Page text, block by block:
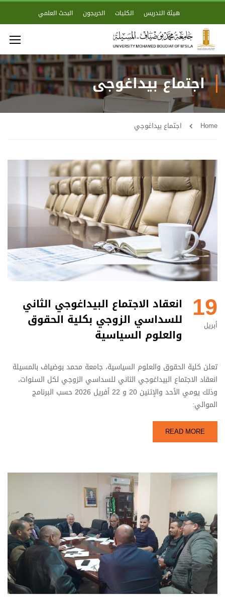
هيئة التدريس الكليات الخريجون البحث العلمي
اجتماع بيداغوجي
Home اجتماع بيداغوجي
19
أبريل
انعقاد الاجتماع البيداغوجي الثاني
للسداسي الزوجي بكلية الحقوق
والعلوم السياسية
تعلن كلية الحقوق والعلوم السياسية، جامعة محمد بوضياف بالمسيلة
انعقاد الاجتماع البيداغوجي الثاني للسداسي الزوجي لكل السنوات،
وذلك يومي الأحد والإثنين 20 و 22 أفريل 2026 حسب البرنامج
الموالي:
READ MORE